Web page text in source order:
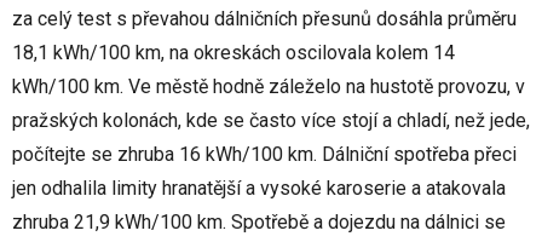
za celý test s převahou dálničních přesunů dosáhla průměru
18,1 kWh/100 km, na okreskách oscilovala kolem 14
kWh/100 km. Ve městě hodně záleželo na hustotě provozu, v
pražských kolonách, kde se často více stojí a chladí, než jede,
počítejte se zhruba 16 kWh/100 km. Dálniční spotřeba přeci
jen odhalila limity hranatější a vysoké karoserie a atakovala
zhruba 21,9 kWh/100 km. Spotřebě a dojezdu na dálnici se